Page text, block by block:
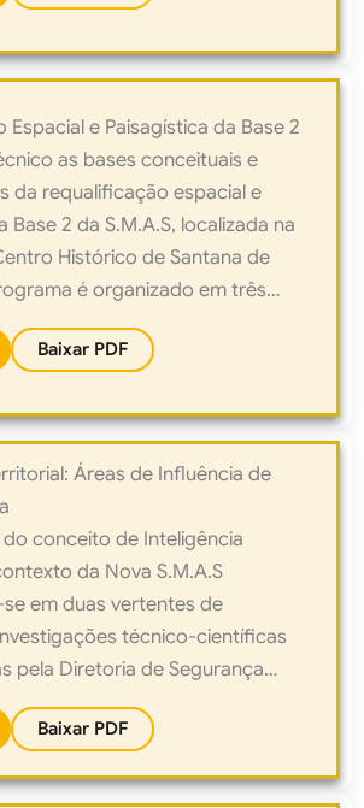
Espacial e Paisagística da Base 2
as bases conceituais e
da requalificação espacial e
Base 2 da S.M.A.S, localizada na
Histórico de Santana de
é organizado em três
arquitetônica do edifício-
temático da área envoltória e
Esta requalificação
a implantação do novo Centro
e Educação da S.M.A.S.
Baixar PDF
Áreas de Influência de
conceito de Inteligência
da Nova S.M.A.S
em duas vertentes de
técnico-científicas
pela Diretoria de Segurança
investimentos feitos pela
Estratégico como
coletivos da Diretoria
Baixar PDF